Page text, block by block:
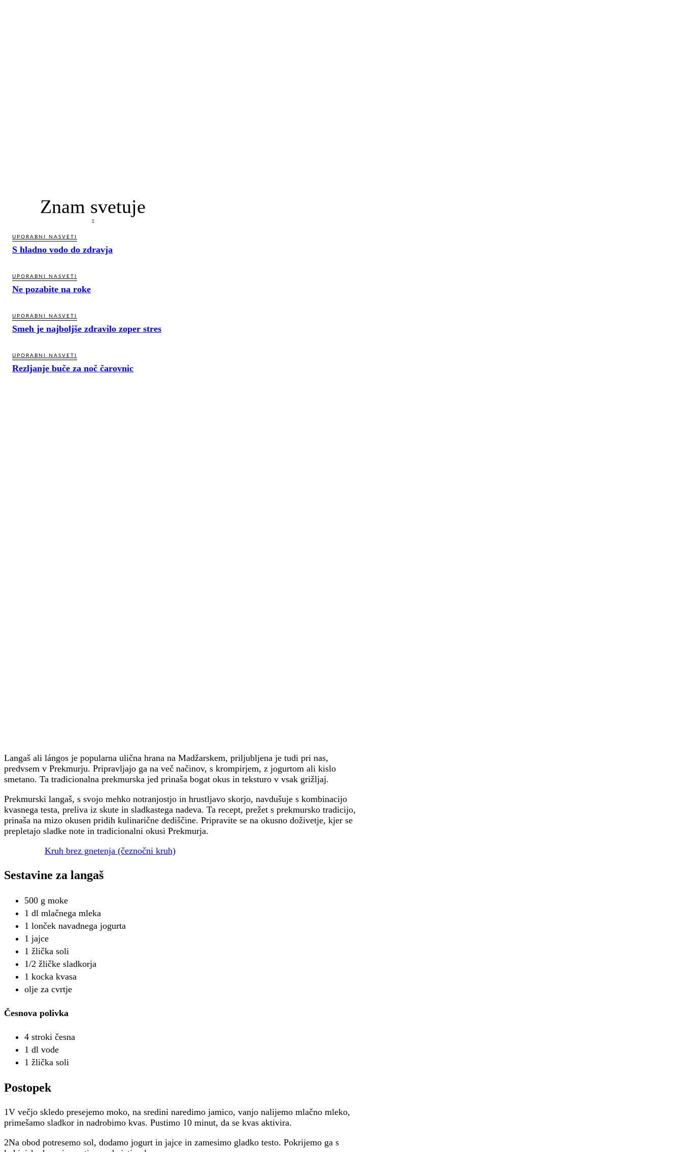
Znam svetuje
UPORABNI NASVETI
S hladno vodo do zdravja
UPORABNI NASVETI
Ne pozabite na roke
UPORABNI NASVETI
Smeh je najboljše zdravilo zoper stres
UPORABNI NASVETI
Rezljanje buče za noč čarovnic
Langaš ali lángos je popularna ulična hrana na Madžarskem, priljubljena je tudi pri nas,
predvsem v Prekmurju. Pripravljajo ga na več načinov, s krompirjem, z jogurtom ali kislo
smetano. Ta tradicionalna prekmurska jed prinaša bogat okus in teksturo v vsak grižljaj.
Prekmurski langaš, s svojo mehko notranjostjo in hrustljavo skorjo, navdušuje s kombinacijo
kvasnega testa, preliva iz skute in sladkastega nadeva. Ta recept, prežet s prekmursko tradicijo,
prinaša na mizo okusen pridih kulinarične dediščine. Pripravite se na okusno doživetje, kjer se
prepletajo sladke note in tradicionalni okusi Prekmurja.
Kruh brez gnetenja (čeznočni kruh)
Sestavine za langaš
500 g moke
1 dl mlačnega mleka
1 lonček navadnega jogurta
1 jajce
1 žlička soli
1/2 žličke sladkorja
1 kocka kvasa
olje za cvrtje
Česnova polivka
4 stroki česna
1 dl vode
1 žlička soli
Postopek
1V večjo skledo presejemo moko, na sredini naredimo jamico, vanjo nalijemo mlačno mleko,
primešamo sladkor in nadrobimo kvas. Pustimo 10 minut, da se kvas aktivira.
2Na obod potresemo sol, dodamo jogurt in jajce in zamesimo gladko testo. Pokrijemo ga s